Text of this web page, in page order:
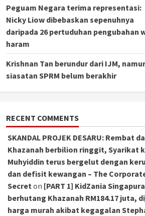
Peguam Negara terima representasi:
Nicky Liow dibebaskan sepenuhnya
daripada 26 pertuduhan pengubahan
haram
Krishnan Tan berundur dari IJM,
siasatan SPRM belum berakhir
RECENT COMMENTS
SKANDAL PROJEK DESARU: Rembat
Khazanah berbilion ringgit, Syarikat
Muhyiddin terus bergelut dengan
dan defisit kewangan – The
Secret on [PART 1] KidZania Singapura
berhutang Khazanah RM184.17 juta,
harga murah akibat kegagalan